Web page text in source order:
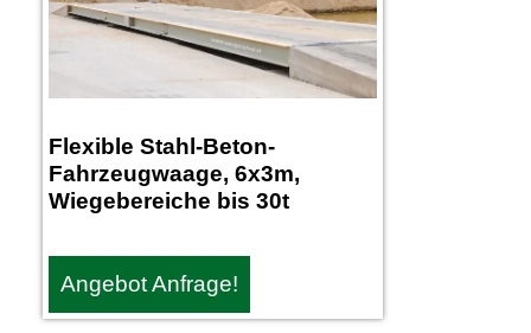
Flexible Stahl-Beton-
Fahrzeugwaage, 6x3m,
Wiegebereiche bis 30t
Angebot Anfrage!